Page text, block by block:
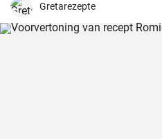
Gretarezepte